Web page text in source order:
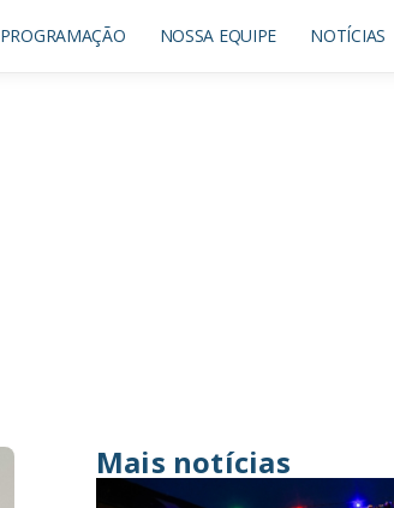
PROGRAMAÇÃO NOSSA EQUIPE NOTÍCIAS
Mais notícias